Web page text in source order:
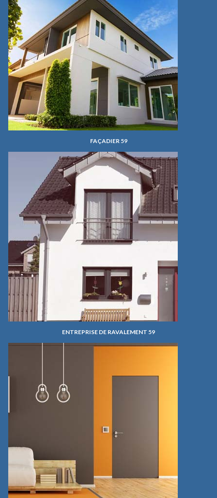
FAÇADIER 59
ENTREPRISE DE RAVALEMENT 59